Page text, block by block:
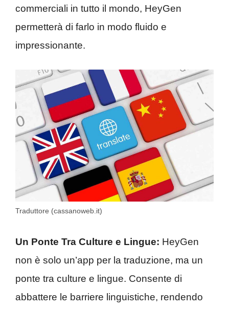
commerciali in tutto il mondo, HeyGen
permetterà di farlo in modo fluido e
impressionante.
Traduttore (cassanoweb.it)
Un Ponte Tra Culture e Lingue: HeyGen
non è solo un’app per la traduzione, ma un
ponte tra culture e lingue. Consente di
abbattere le barriere linguistiche, rendendo